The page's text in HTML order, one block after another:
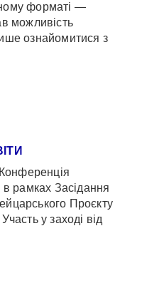
форматі —
можливість
ознайомитися з
в рамках Засідання
Проєкту
у заході від